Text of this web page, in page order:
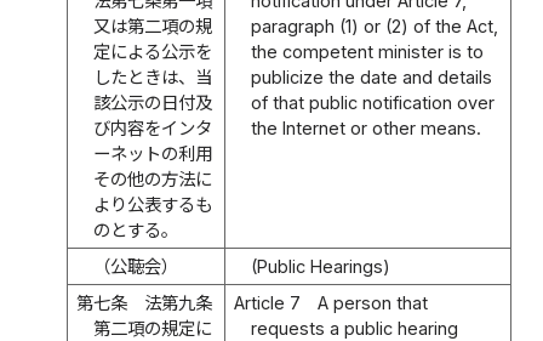
又は第二項の規
定による公示を
したときは、当
該公示の日付及
び内容をインタ
ーネットの利用
その他の方法に
より公表するも
のとする。
paragraph (1) or (2) of the Act,
the competent minister is to
publicize the date and details
of that public notification over
the Internet or other means.
（公聴会）
(Public Hearings)
第七条
法第九条
第二項の規定に
Article 7
A person that
requests a public hearing